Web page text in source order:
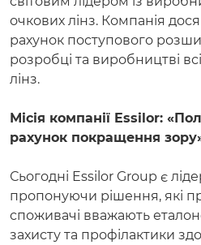
очкових лінз. Компанія
рахунок поступового
розробці та виробництві
лінз.
Місія компанії Essilor:
рахунок покращення
Сьогодні Essilor Group є
пропонуючи рішення, які
споживачі вважають
захисту та профілактики